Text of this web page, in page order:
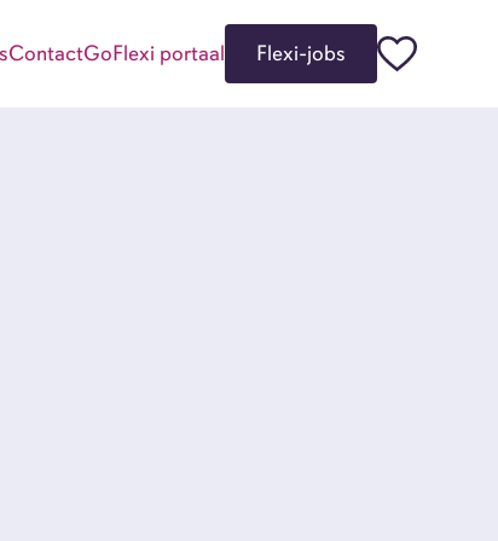
ContactGoFlexi portaal Flexi-jobs